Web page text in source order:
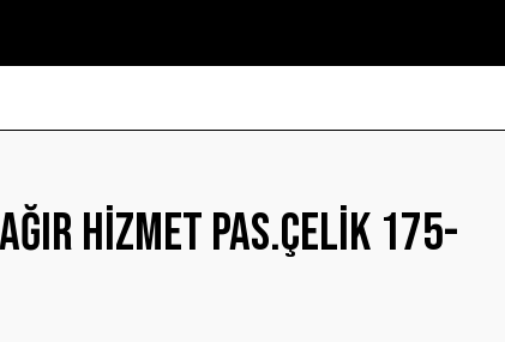
Hizmet Pas.Çelik 175-